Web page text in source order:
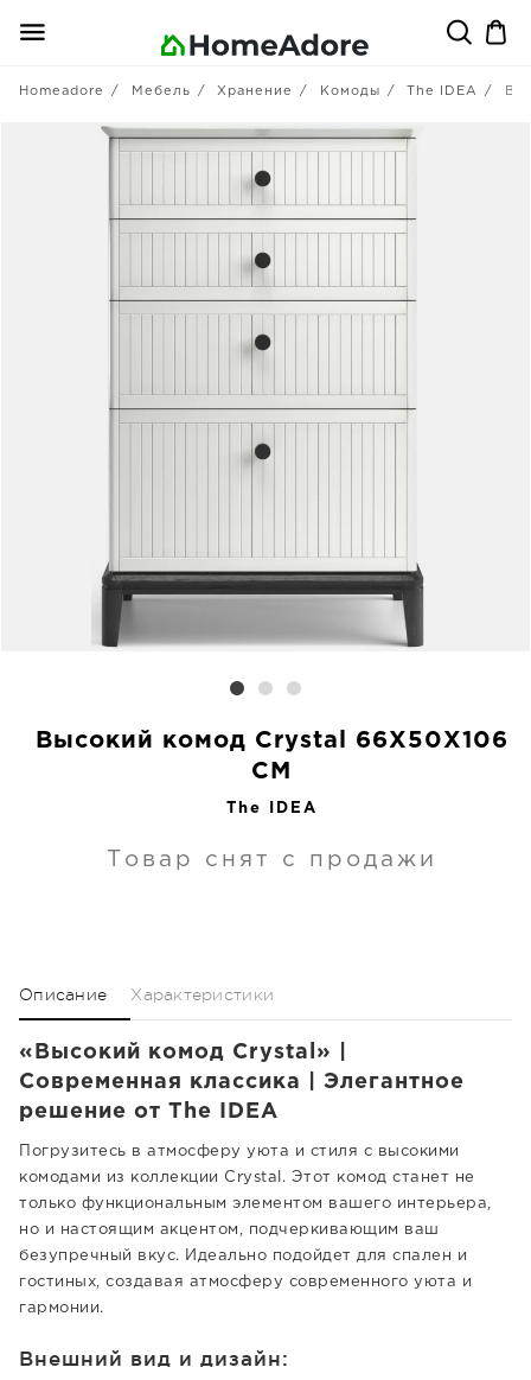
Homeadore Мебель Хранение Комоды The IDEA
Высокий комод Crystal 66X50X106
CM
The IDEA
Товар снят с продажи
Описание Характеристики
«Высокий комод Crystal» |
Современная классика | Элегантное
решение от The IDEA
Погрузитесь в атмосферу уюта и стиля с высокими
комодами из коллекции Crystal. Этот комод станет не
только функциональным элементом вашего интерьера,
но и настоящим акцентом, подчеркивающим ваш
безупречный вкус. Идеально подойдет для спален и
гостиных, создавая атмосферу современного уюта и
гармонии.
Внешний вид и дизайн: